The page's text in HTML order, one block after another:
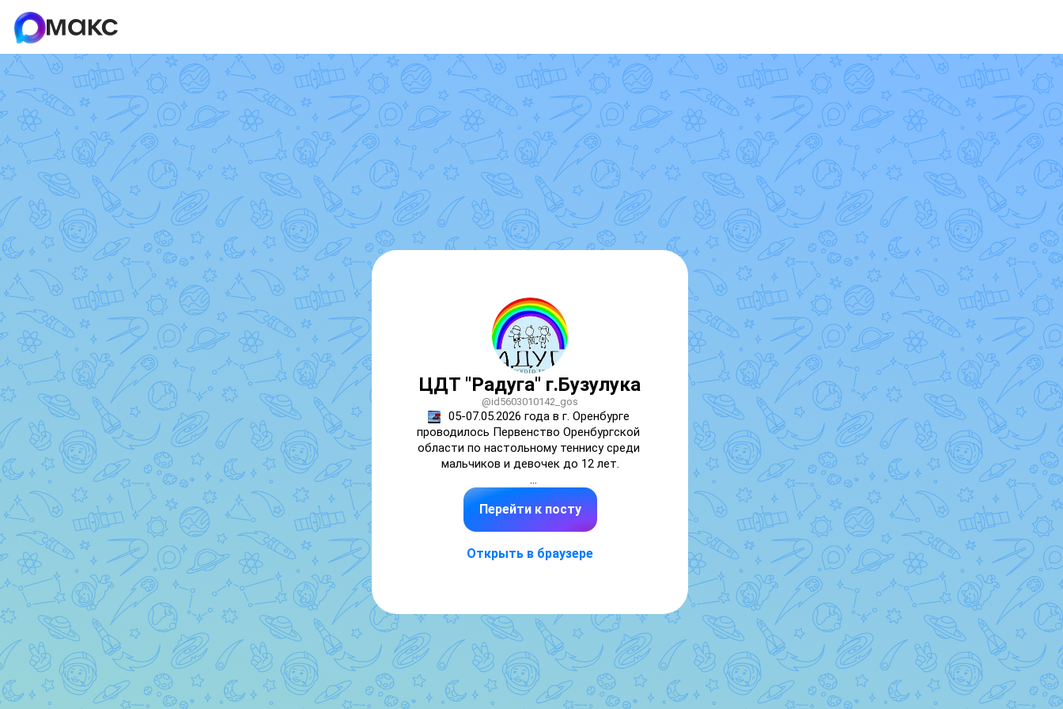
ЦДТ "Радуга" г.Бузулука
@id5603010142_gos
05-07.05.2026 года в г. Оренбурге
проводилось Первенство Оренбургской
области по настольному теннису среди
мальчиков и девочек до 12 лет.
Новый состав с МБУДО "ЦДТ "Радуга",
которые занимаются один - два года
настольным теннисом, под руководством
Александра Алексеевича представляли
в большом зале г. Оренбурга в "Центре
настольного тенниса России"!
Наши результаты:
Девочки из 51 участниц:
Перейти к посту
Открыть в браузере